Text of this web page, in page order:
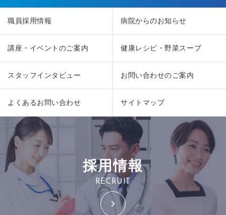
職員採用情報 病院からのお知らせ
講座・イベントのご案内 健康レシピ・野菜スープ
スタッフインタビュー お問い合わせのご案内
よくあるお問い合わせ サイトマップ
採用情報
RECRUIT